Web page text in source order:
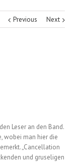
Previous Next
Leser an den Band.
wobei man hier die
„Cancellation
und gruseligen